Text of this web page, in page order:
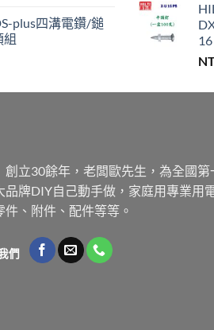
plus四溝電鑽/鎚
組
創立30餘年，老闆歐先生，為全國第
牌DIY自己動手做，家庭用專業用
、附件、配件等等。
們